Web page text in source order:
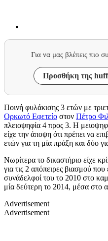
Για να μας βλέπεις πιο
Προσθήκη της
Ποινή φυλάκισης 3 ετών με
Ορκωτό Εφετείο στον Πέτρο
πλειοψηφία 4 προς 3. Η
είχε την άποψη ότι πρέπει να
ετών για τη μία πράξη και δύο
Νωρίτερα το δικαστήριο είχε
για τις 2 απόπειρες βιασμού που
συνάδελφοί του το 2010 στο
μία δεύτερη το 2014, μέσα στο
Advertisement
Advertisement